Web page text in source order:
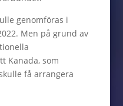
genomföras i
Men på grund av
Kanada, som
få arrangera